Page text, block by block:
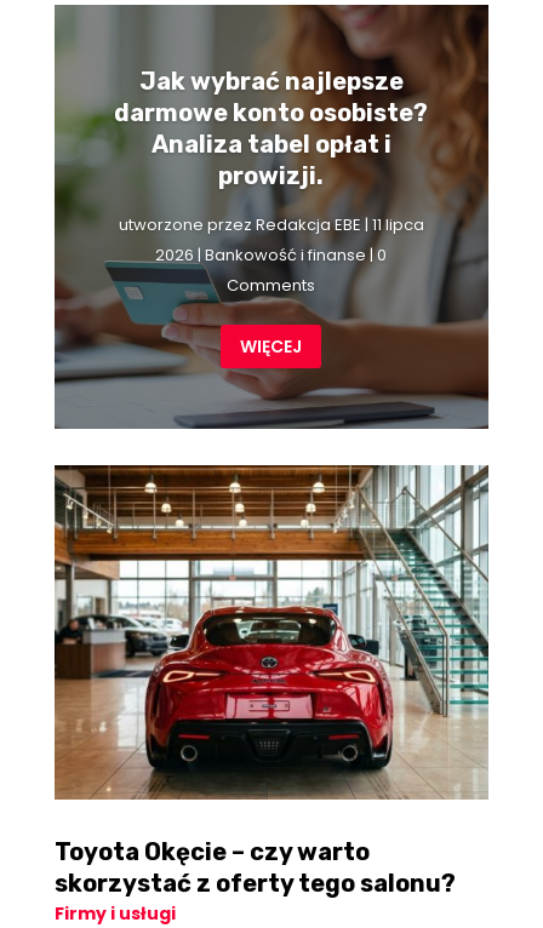
Jak wybrać najlepsze
darmowe konto osobiste?
Analiza tabel opłat i
prowizji.
utworzone przezRedakcja EBE | 11 lipca
2026 |Bankowość i finanse | 0
Comments
WIĘCEJ
Toyota Okęcie – czy warto
skorzystać z oferty tego salonu?
Firmy i usługi